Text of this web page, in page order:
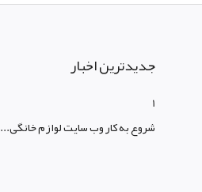
جدیدترین اخبار
1
شروع به کار وب سایت لوازم خانگی...